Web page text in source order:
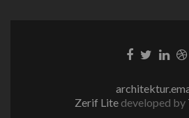
Facebook-
Twitter-
Zerif Lite developed by